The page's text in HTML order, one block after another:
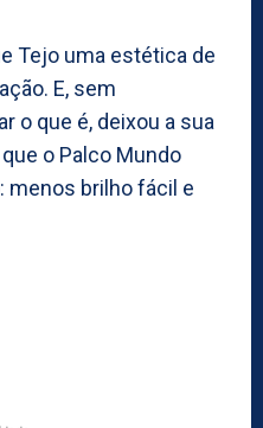
Tejo uma estética de
E, sem
o que é, deixou a sua
o Palco Mundo
menos brilho fácil e